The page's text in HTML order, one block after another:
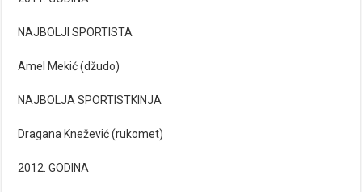
NAJBOLJI SPORTISTA
Amel Mekić (džudo)
NAJBOLJA SPORTISTKINJA
Dragana Knežević (rukomet)
2012. GODINA